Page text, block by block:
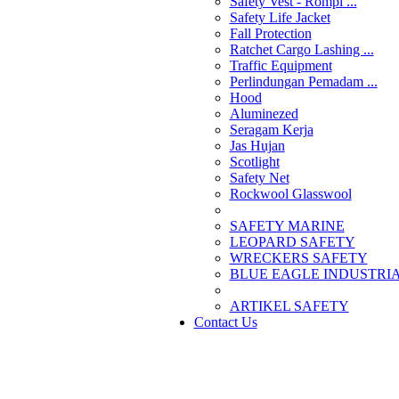
Safety Life Jacket
Fall Protection
Ratchet Cargo Lashing ...
Traffic Equipment
Perlindungan Pemadam ...
Hood
Aluminezed
Seragam Kerja
Jas Hujan
Scotlight
Safety Net
Rockwool Glasswool
SAFETY MARINE
LEOPARD SAFETY
WRECKERS SAFETY
BLUE EAGLE
­ARTIKEL SAFETY
Contact Us